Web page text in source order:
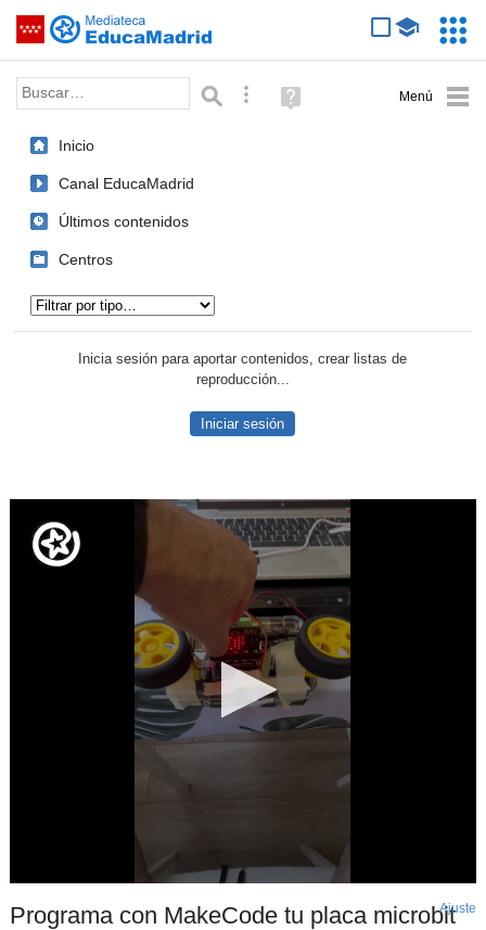
Saltar navegación
Palabra o frase: Búsqueda avanzada
Ayuda
(en
Inicio
Canal EducaMadrid
Últimos contenidos
Centros
Inicia sesión para aportar contenidos, crear listas de
reproducción...
Iniciar sesión
Programa con MakeCode tu placa microbitAjuste